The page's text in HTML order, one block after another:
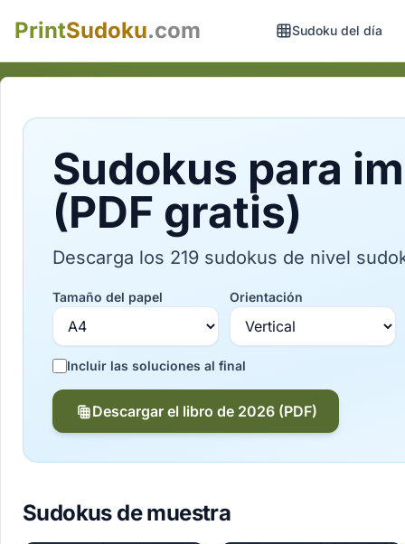
PrintSudoku.com Sudoku del día
Sudokus para
(PDF gratis)
Descarga los 219 sudokus de nivel
Tamaño del papel Orientación
Incluir las soluciones al final
Descargar el libro de 2026 (PDF)
Sudokus de muestra